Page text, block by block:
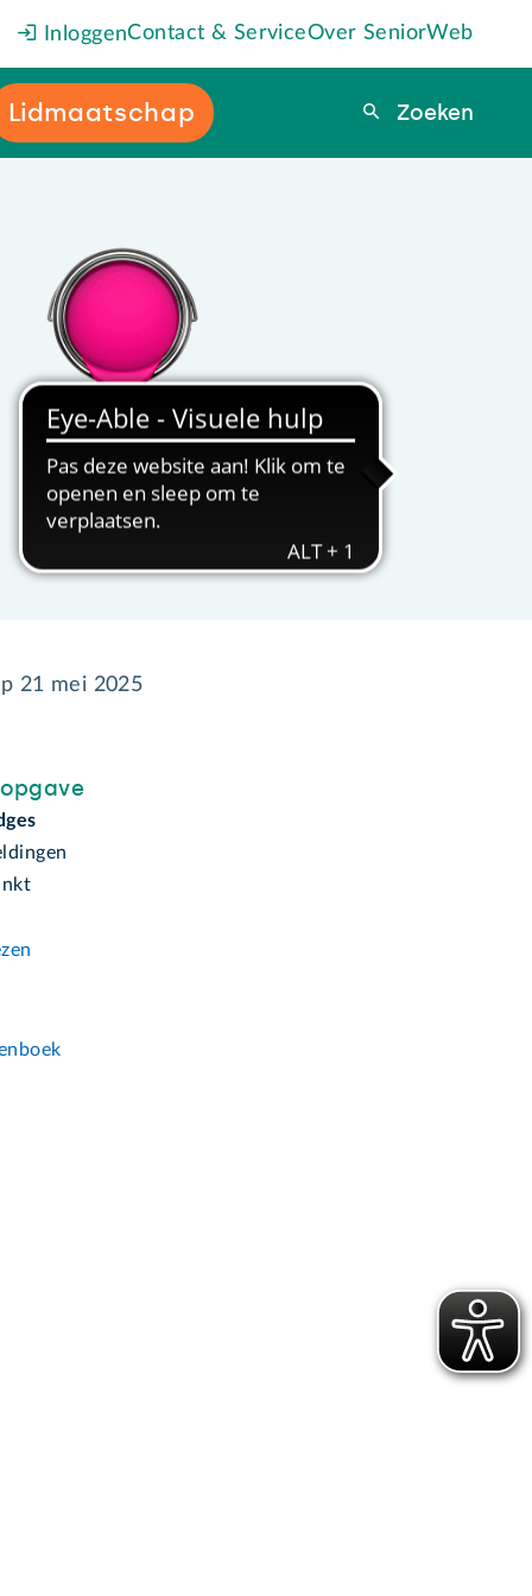
InloggenContact & ServiceOver SeniorWeb
Lidmaatschap Zoeken
Zoeken
21 mei 2025